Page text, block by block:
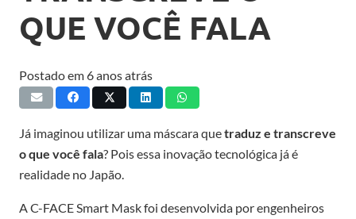
QUE VOCÊ FALA
Postado em6 anos atrás
Já imaginou utilizar uma máscara quetraduz e transcreve
o que você fala? Pois essa inovação tecnológica já é
realidade no Japão.
A C-FACE Smart Mask foi desenvolvida por engenheiros